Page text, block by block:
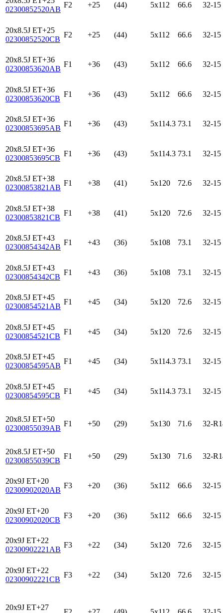
02300852520AB
F2 +25 (44) 5x112 66.6 32-15
20x8.5J ET+25
02300852520CB
F2 +25 (44) 5x112 66.6 32-15
20x8.5J ET+36
02300853620AB
F1 +36 (43) 5x112 66.6 32-15
20x8.5J ET+36
02300853620CB
F1 +36 (43) 5x112 66.6 32-15
20x8.5J ET+36
02300853695AB
F1 +36 (43) 5x114.3 73.1 32-15
20x8.5J ET+36
02300853695CB
F1 +36 (43) 5x114.3 73.1 32-15
20x8.5J ET+38
02300853821AB
F1 +38 (41) 5x120 72.6 32-15
20x8.5J ET+38
02300853821CB
F1 +38 (41) 5x120 72.6 32-15
20x8.5J ET+43
02300854342AB
F1 +43 (36) 5x108 73.1 32-15
20x8.5J ET+43
02300854342CB
F1 +43 (36) 5x108 73.1 32-15
20x8.5J ET+45
02300854521AB
F1 +45 (34) 5x120 72.6 32-15
20x8.5J ET+45
02300854521CB
F1 +45 (34) 5x120 72.6 32-15
20x8.5J ET+45
02300854595AB
F1 +45 (34) 5x114.3 73.1 32-15
20x8.5J ET+45
02300854595CB
F1 +45 (34) 5x114.3 73.1 32-15
20x8.5J ET+50
02300855039AB
F1 +50 (29) 5x130 71.6 32-
20x8.5J ET+50
02300855039CB
F1 +50 (29) 5x130 71.6 32-
20x9J ET+20
02300902020AB
F3 +20 (36) 5x112 66.6 32-15
20x9J ET+20
02300902020CB
F3 +20 (36) 5x112 66.6 32-15
20x9J ET+22
02300902221AB
F3 +22 (34) 5x120 72.6 32-15
20x9J ET+22
02300902221CB
F3 +22 (34) 5x120 72.6 32-15
20x9J ET+27